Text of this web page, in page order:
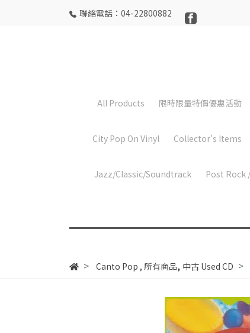
聯絡電話：04-22800882
All Products 限時限量特價優惠活動
City Pop On Vinyl Collector's Items
Jazz/Classic/Soundtrack Post Rock
Canto Pop , 所有商品, 中古 Used CD